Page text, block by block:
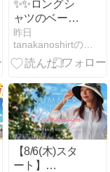
✨✨ロングシ
ャツのベージ
ュコーディネ
ートです✨✨
昨日
tanakanoshirtのブログ
【8/6(木)スタ
ート】